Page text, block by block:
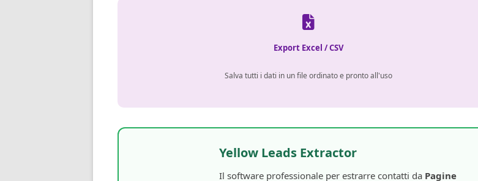
Export Excel / CSV
Salva tutti i dati in un file ordinato e pronto all'uso
Yellow Leads Extractor
Il software professionale per estrarre contatti da Pagine